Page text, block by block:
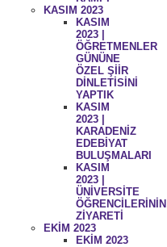
KASIM 2023
KASIM
2023 |
ÖĞRETMENLER
GÜNÜNE
ÖZEL ŞİİR
DİNLETİSİNİ
YAPTIK
KASIM
2023 |
KARADENİZ
EDEBİYAT
BULUŞMALARI
KASIM
2023 |
ÜNİVERSİTE
ÖĞRENCİLERİNİN
ZİYARETİ
EKİM 2023
EKİM 2023